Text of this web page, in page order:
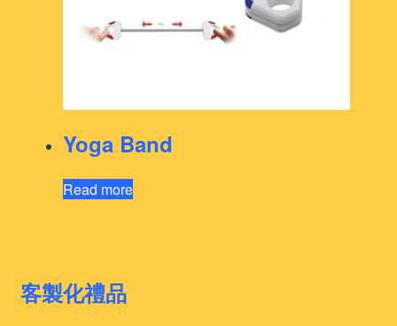
Yoga Band
Read more
客製化禮品